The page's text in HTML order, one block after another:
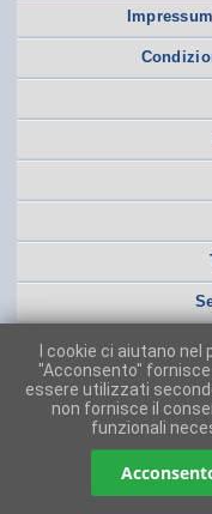
I cookie ci aiutano
"Acconsento"
essere utilizzati
non fornisce il
funzionali